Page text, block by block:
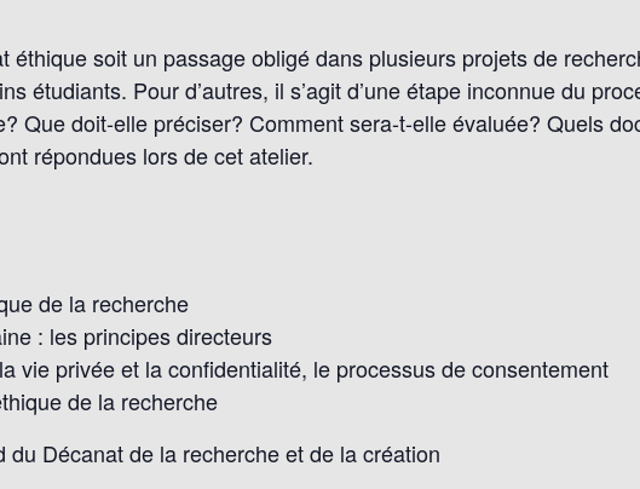
éthique soit un passage obligé dans plusieurs projets de
étudiants. Pour d’autres, il s’agit d’une étape inconnue du
Que doit-elle préciser? Comment sera-t-elle évaluée? Quels
répondues lors de cet atelier.
de la recherche
: les principes directeurs
vie privée et la confidentialité, le processus de consentement
de la recherche
Décanat de la recherche et de la création